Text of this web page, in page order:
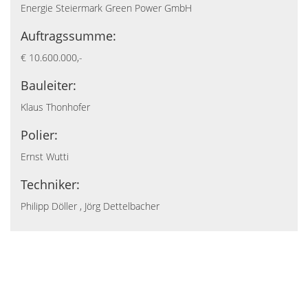
Energie Steiermark Green Power GmbH
Auftragssumme:
€ 10.600.000,-
Bauleiter:
Klaus Thonhofer
Polier:
Ernst Wutti
Techniker:
Philipp Döller , Jörg Dettelbacher